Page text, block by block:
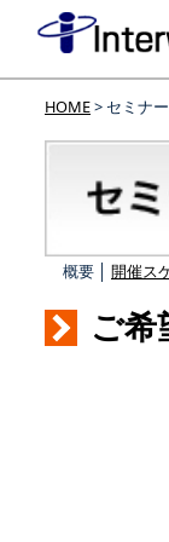
HOME> セミナー
概要 │ 開催ス
ご